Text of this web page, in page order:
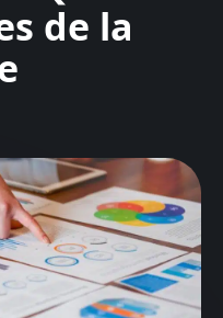
de la